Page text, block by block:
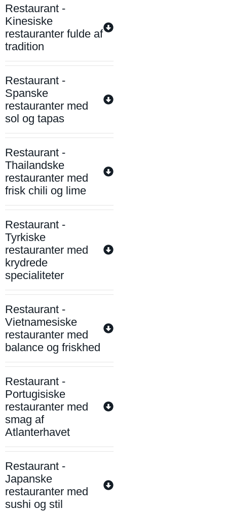
Restaurant -
Kinesiske
restauranter fulde af
tradition
Restaurant -
Spanske
restauranter med
sol og tapas
Restaurant -
Thailandske
restauranter med
frisk chili og lime
Restaurant -
Tyrkiske
restauranter med
krydrede
specialiteter
Restaurant -
Vietnamesiske
restauranter med
balance og friskhed
Restaurant -
Portugisiske
restauranter med
smag af
Atlanterhavet
Restaurant -
Japanske
restauranter med
sushi og stil